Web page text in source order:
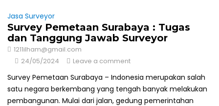
Jasa Surveyor
Survey Pemetaan Surabaya : Tugas
dan Tanggung Jawab Surveyor
1211ilham@gmail.com
24/05/2024
Leave a comment
Survey Pemetaan Surabaya – Indonesia merupakan salah
satu negara berkembang yang tengah banyak melakukan
pembangunan. Mulai dari jalan, gedung pemerintahan